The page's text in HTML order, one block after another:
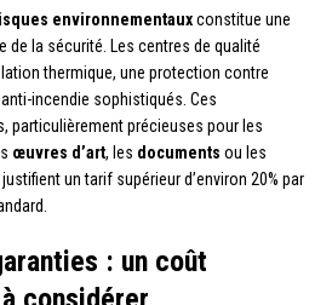
environnementauxconstitue une
de la sécurité. Les centres de qualité
thermique, une protection contre
incendie sophistiqués. Ces
particulièrement précieuses pour les
œuvres d’art, les documents ou les
justifient un tarif supérieur d’environ 20% par
: un coût